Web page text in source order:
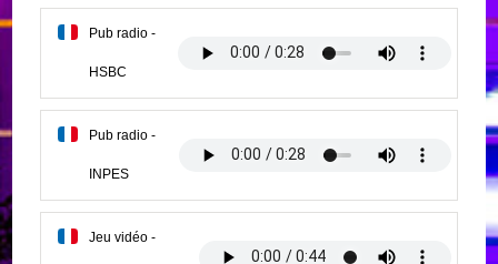
Pub radio -
HSBC
Pub radio -
INPES
Jeu vidéo -